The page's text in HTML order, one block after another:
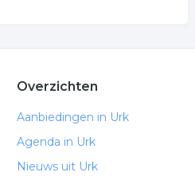
Overzichten
Aanbiedingen in Urk
Agenda in Urk
Nieuws uit Urk